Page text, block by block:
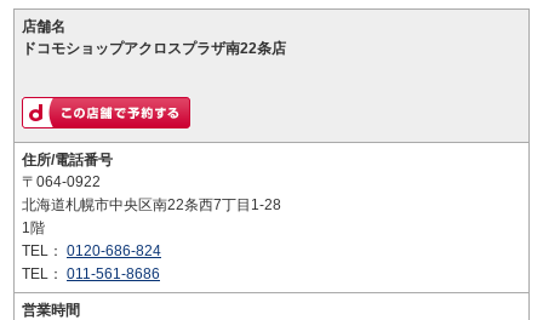
店舗名
ドコモショップアクロスプラザ南22条店
住所/電話番号
〒064-0922
北海道札幌市中央区南22条西7丁目1-28
1階
TEL： 0120-686-824
TEL： 011-561-8686
営業時間